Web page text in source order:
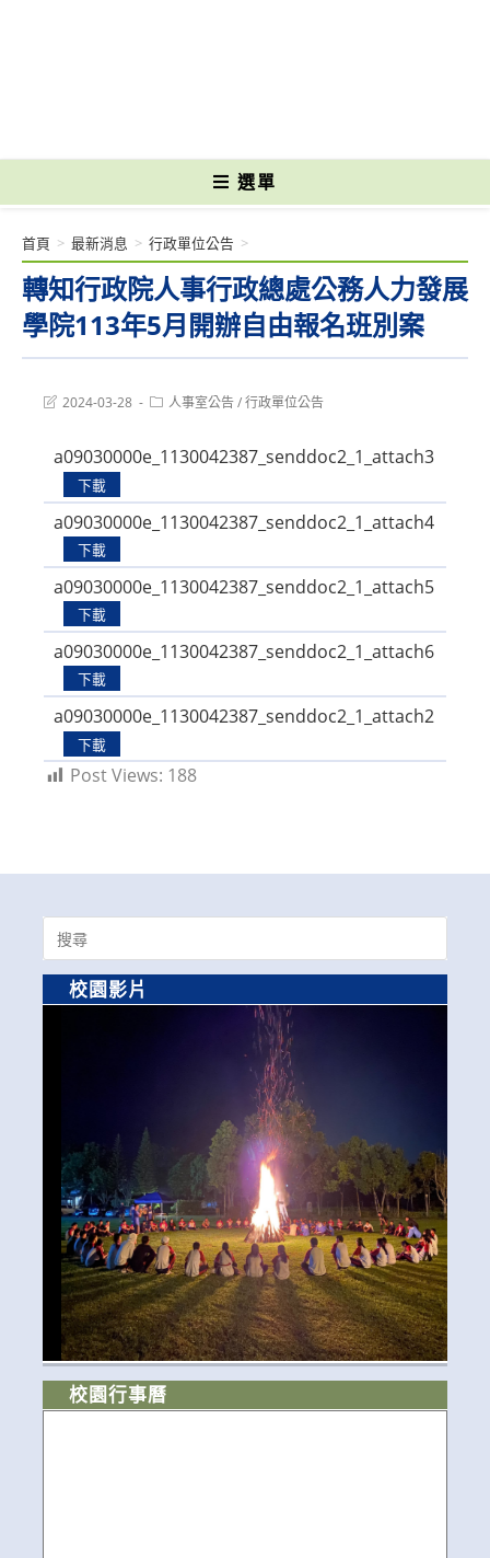
選單
轉知行政院人事行政總處公務人力發展
學院113年5月開辦自由報名班別案
首頁 > 最新消息 > 行政單位公告 >
Post2024-03-28
Post人事室公告/行政單位公告
a09030000e_1130042387_senddoc2_1_attach3
下載
a09030000e_1130042387_senddoc2_1_attach4
下載
a09030000e_1130042387_senddoc2_1_attach5
下載
a09030000e_1130042387_senddoc2_1_attach6
下載
a09030000e_1130042387_senddoc2_1_attach2
下載
Post Views: 188
for:
校園影片
校園行事曆